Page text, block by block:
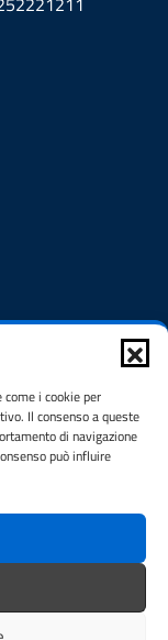
i cookie per
Il consenso a queste
di navigazione
può influire
targhe